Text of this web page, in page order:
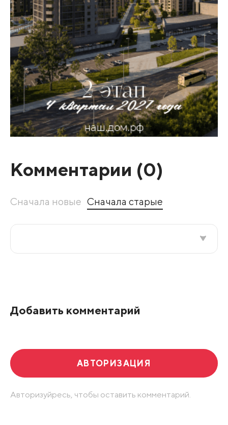
Комментарии (0)
Сначала новые Сначала старые
Добавить комментарий
АВТОРИЗАЦИЯ
Авторизуйресь, чтобы оставить комментарий.